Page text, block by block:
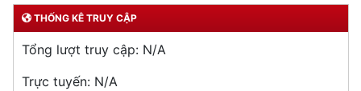
THỐNG KÊ TRUY CẬP
Tổng lượt truy cập: N/A
Trực tuyến: N/A